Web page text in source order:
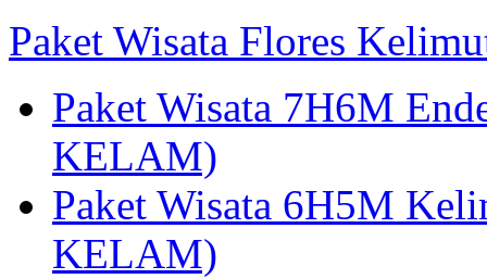
Paket Wisata Flores
Paket Wisata 7H6M
KELAM)
Paket Wisata 6H5M
KELAM)